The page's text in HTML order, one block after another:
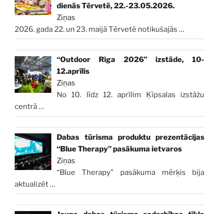
dienās Tērvetē, 22.-23.05.2026.
Ziņas
2026. gada 22. un 23. maijā Tērvetē notikušajās …
“Outdoor Riga 2026” izstāde, 10-
12.aprīlis
Ziņas
No 10. līdz 12. aprīlim Ķīpsalas izstāžu
centrā…
Dabas tūrisma produktu prezentācijas
“Blue Therapy” pasākuma ietvaros
Ziņas
“Blue Therapy” pasākuma mērķis bija
aktualizēt…